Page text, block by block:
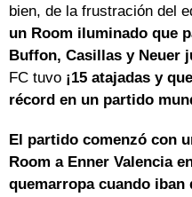
bien, de la frustración del
un Room iluminado que
Buffon, Casillas y Neuer
FC tuvo ¡15 atajadas y
récord en un partido
El partido comenzó con
Room a Enner Valencia
quemarropa cuando